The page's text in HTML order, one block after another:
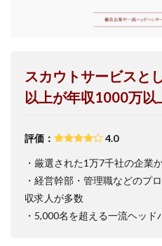
スカウトサービスと
以上が年収1000万以
評価： 4.0
・厳選された1万7千社の企業
・経営幹部・管理職などのプ
収求人が多数
・5,000名を超える一流ヘッ